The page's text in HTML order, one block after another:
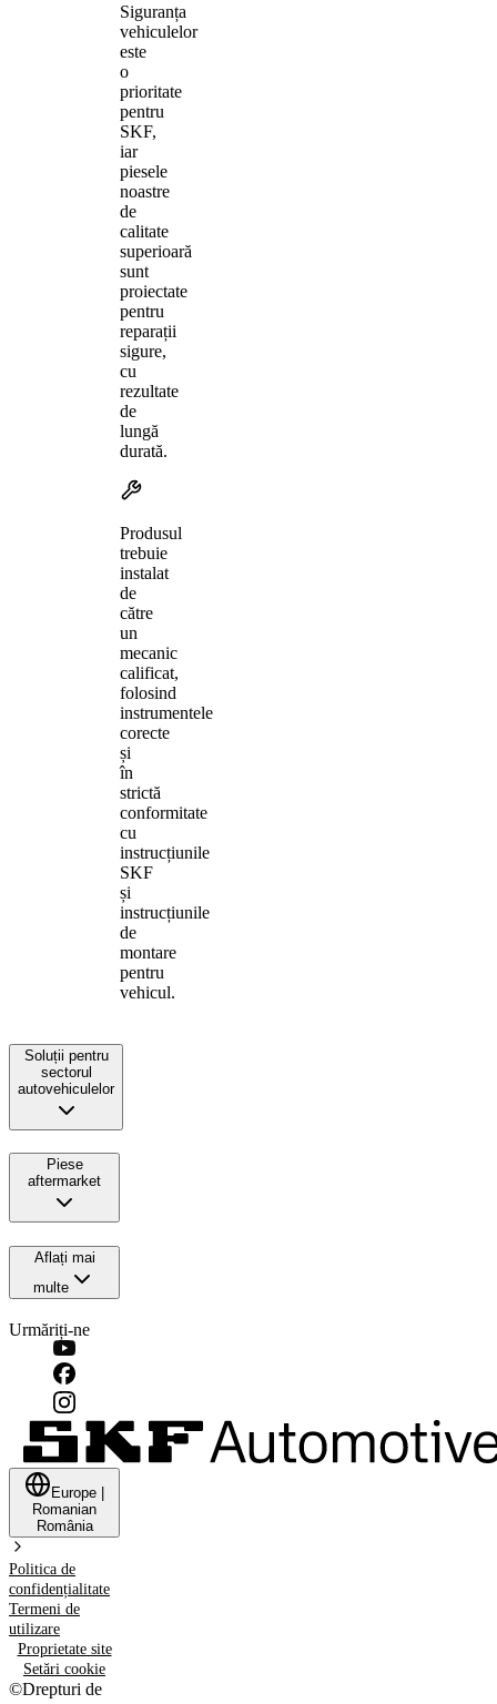
Siguranța
vehiculelor
este
o
prioritate
pentru
SKF,
iar
piesele
noastre
de
calitate
superioară
sunt
proiectate
pentru
reparații
sigure,
cu
rezultate
de
lungă
durată.
Produsul
trebuie
instalat
de
către
un
mecanic
calificat,
folosind
instrumentele
corecte
și
în
strictă
conformitate
cu
instrucțiunile
SKF
și
instrucțiunile
de
montare
pentru
vehicul.
Soluții pentru
sectorul
autovehiculelor
Piese
aftermarket
Aflați mai
multe
Urmăriți-ne
Europe
Romanian
România
Politica de
confidențialitate
Termeni de
utilizare
Proprietate site
Setări cookie
©Drepturi de